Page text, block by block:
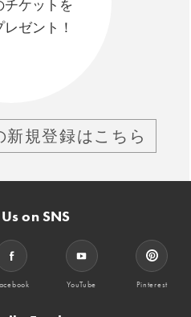
チケットを
ゼント！
新規登録はこちら
on SNS
YouTube Pinterest